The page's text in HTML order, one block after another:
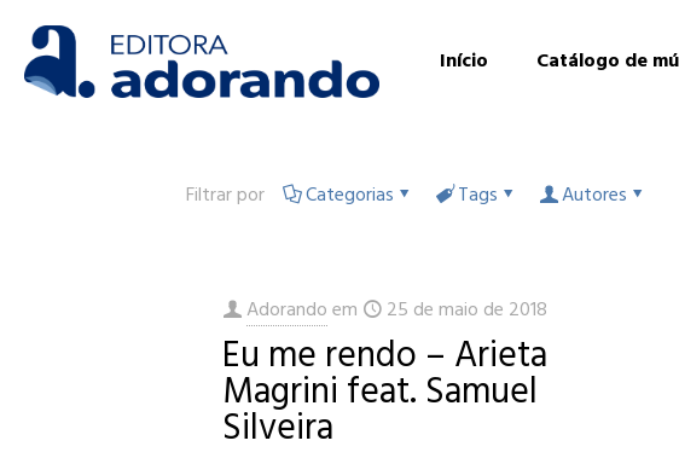
Início Catálogo de
Filtrar por Categorias Tags Autores
Adorando em 25 de maio de 2018
Eu me rendo – Arieta
Magrini feat. Samuel
Silveira